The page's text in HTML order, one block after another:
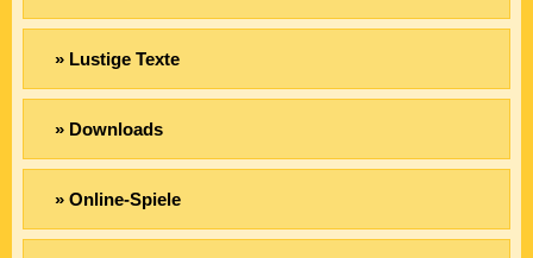
» Lustige Texte
» Downloads
» Online-Spiele